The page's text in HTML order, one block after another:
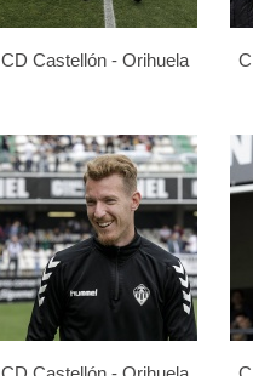
CD Castellón - Orihuela